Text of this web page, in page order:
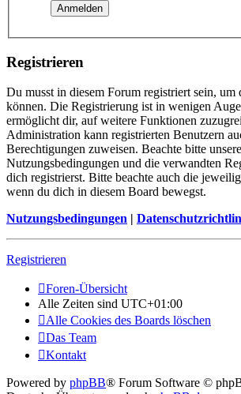
Registrieren
Du musst in diesem Forum registriert sein, um
können. Die Registrierung ist in wenigen
ermöglicht dir, auf weitere Funktionen
Administration kann registrierten Benutzern
Berechtigungen zuweisen. Beachte bitte unsere
Nutzungsbedingungen und die verwandten
dich registrierst. Bitte beachte auch die
wenn du dich in diesem Board bewegst.
Nutzungsbedingungen |
Registrieren
Foren-Übersicht
Alle Zeiten sind UTC+01:00
Alle Cookies des Boards löschen
Das Team
Kontakt
Powered by phpBB® Forum Software ©